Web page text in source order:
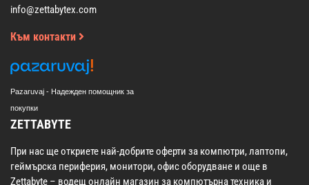
info@zettabytex.com
Към контакти
Pazaruvaj - Надежден помощник за
покупки
ZETTABYTE
При нас ще откриете най-добрите оферти за компютри, лаптопи,
геймърска периферия, монитори, офис оборудване и още в
Zettabyte – водещ онлайн магазин за компютърна техника и